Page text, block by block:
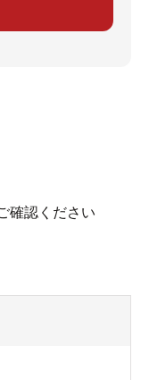
確認ください